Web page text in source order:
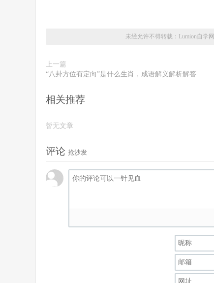
未经允许不得转载： Lumion自学网
上一篇
“八卦方位有定向”是什么生肖，成语解义解析解答
相关推荐
暂无文章
评论 抢沙发